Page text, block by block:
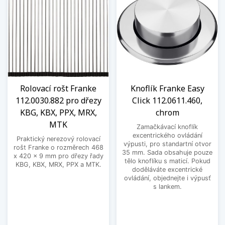
Rolovací rošt Franke
112.0030.882 pro dřezy
KBG, KBX, PPX, MRX,
MTK
Praktický nerezový rolovací
rošt Franke o rozměrech 468
x 420 x 9 mm pro dřezy řady
KBG, KBX, MRX, PPX a MTK.
Knoflík Franke Easy
Click 112.0611.460,
chrom
Zamačkávací knoflík
excentrického ovládání
výpusti, pro standartní otvor
35 mm. Sada obsahuje pouze
tělo knoflíku s maticí. Pokud
doděláváte excentrické
ovládání, objednejte i výpusť
s lankem.